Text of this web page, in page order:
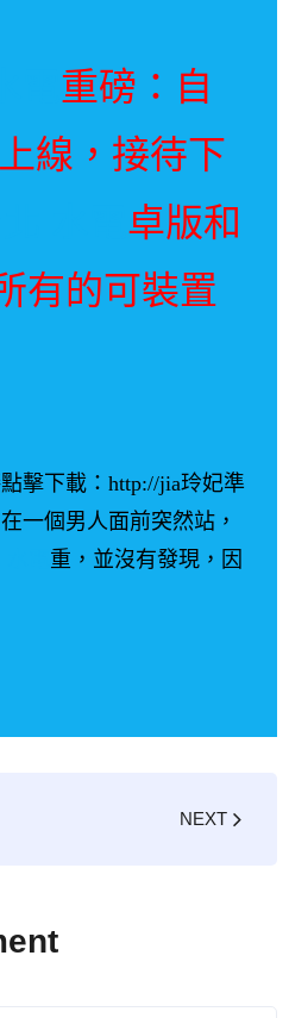
重磅：自
線，接待下
卓版和
有的可裝置
擊下載：http://jia玲妃準
一個男人面前突然站，
重，並沒有發現，因
NEXT